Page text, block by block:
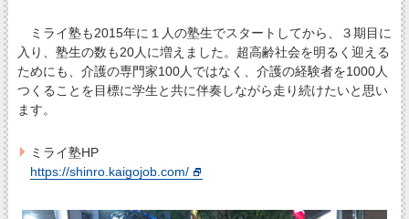
ミライ塾も2015年に１人の塾生でスタートしてから、３期目に
入り、塾生の数も20人に増えました。超高齢社会を明るく迎える
ためにも、介護の専門家100人ではなく、介護の経験者を1000人
つくることを目標に学生と共に伴奏しながら走り続けたいと思い
ます。
ミライ塾HP
https://shinro.kaigojob.com/